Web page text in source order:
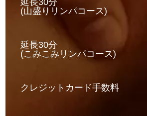
延長30分
(山盛りリンパコース)
延長30分
(こみこみリンパコース)
クレジットカード手数料